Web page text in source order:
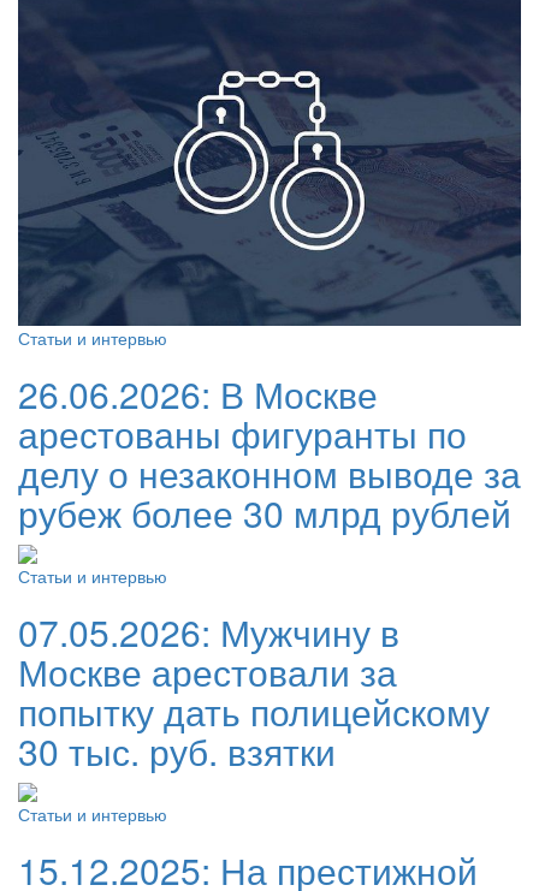
Статьи и интервью
26.06.2026: В Москве
арестованы фигуранты по
делу о незаконном выводе за
рубеж более 30 млрд рублей
Статьи и интервью
07.05.2026: Мужчину в
Москве арестовали за
попытку дать полицейскому
30 тыс. руб. взятки
Статьи и интервью
15.12.2025: На престижной